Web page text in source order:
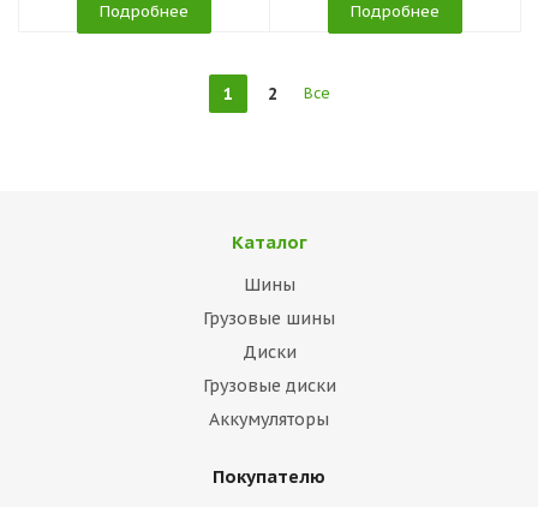
Подробнее Подробнее
1 2 Все
Каталог
Шины
Грузовые шины
Диски
Грузовые диски
Аккумуляторы
Покупателю